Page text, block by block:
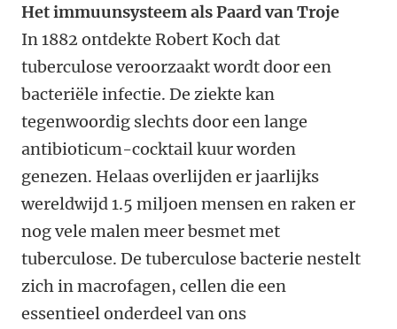
Het immuunsysteem als Paard van Troje
In 1882 ontdekte Robert Koch dat
tuberculose veroorzaakt wordt door een
bacteriële infectie. De ziekte kan
tegenwoordig slechts door een lange
antibioticum-cocktail kuur worden
genezen. Helaas overlijden er jaarlijks
wereldwijd 1.5 miljoen mensen en raken er
nog vele malen meer besmet met
tuberculose. De tuberculose bacterie nestelt
zich in macrofagen, cellen die een
essentieel onderdeel van ons